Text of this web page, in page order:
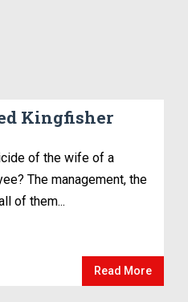
Kingfisher
of the wife of a
The management, the
of them...
Read More